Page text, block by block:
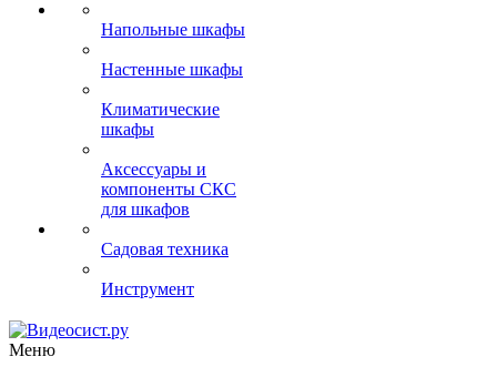
Напольные шкафы
Настенные шкафы
Климатические
шкафы
Аксессуары и
компоненты СКС
для шкафов
Садовая техника
Инструмент
Меню